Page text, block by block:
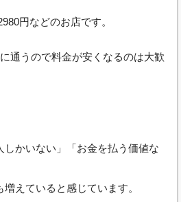
円などのお店です。
通うので料金が安くなるのは大歓
しかいない」「お金を払う価値な
えていると感じています。